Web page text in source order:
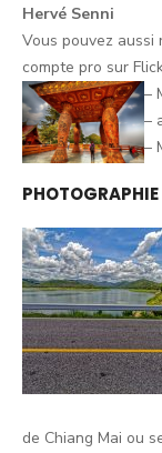
Hervé Senni
Vous pouvez aussi
compte pro sur
–
–
–
PHOTOGRAPHIE
de Chiang Mai ou